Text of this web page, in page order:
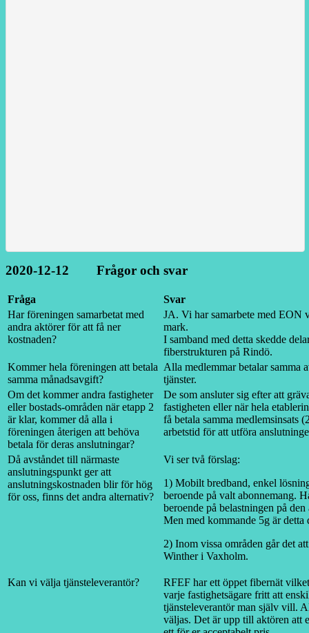
2020-12-12 Frågor och svar
Fråga
Svar
Har föreningen samarbetat med
andra aktörer för att få ner
kostnaden?
JA. Vi har samarbete med EON
mark.
I samband med detta skedde
fiberstrukturen på Rindö.
Kommer hela föreningen att betala
samma månadsavgift?
Alla medlemmar betalar samma
tjänster.
Om det kommer andra fastigheter
eller bostads-områden när etapp 2
är klar, kommer då alla i
föreningen återigen att behöva
betala för deras anslutningar?
De som ansluter sig efter att
fastigheten eller när hela
få betala samma medlemsinsats
arbetstid för att utföra
Då avståndet till närmaste
anslutningspunkt ger att
anslutningskostnaden blir för hög
för oss, finns det andra alternativ?
Vi ser två förslag:
1) Mobilt bredband, enkel
beroende på valt abonnemang.
beroende på belastningen på
Men med kommande 5g är detta
2) Inom vissa områden går det
Winther i Vaxholm.
Kan vi välja tjänsteleverantör?
RFEF har ett öppet fibernät
varje fastighetsägare fritt att
tjänsteleverantör man själv vill.
väljas. Det är upp till aktören att